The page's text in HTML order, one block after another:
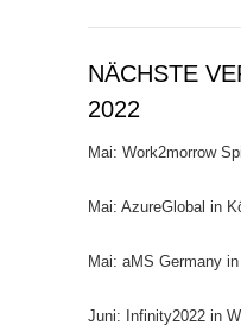
NÄCHSTE
2022
Mai: Work2morrow
Mai: AzureGlobal in
Mai: aMS Germany
Juni: Infinity2022 in